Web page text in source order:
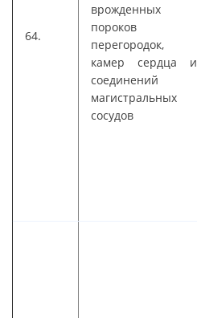
64.
врожденных
пороков
перегородок,
камер сердца и
соединений
магистральных
сосудов